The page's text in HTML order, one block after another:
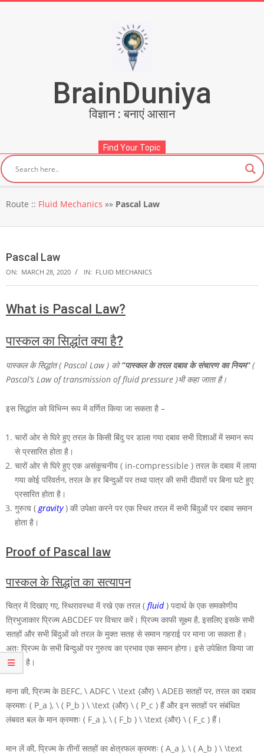
BrainDuniya
विज्ञान : बनाएं आसान
Find Your Topic
Navigation
Route :: Fluid Mechanics »» Pascal Law
Pascal Law
ON: MARCH 28, 2020 IN: FLUID MECHANICS
What is Pascal Law?
पास्कल कासिद्धांत क्या है?
पास्कल के सिद्धांत ( Pascal Law ) को“पास्कल के तरल दबाव के संचारण का नियम”(
Pascal’s Law of transmission of fluid pressure )भी कहा जाता है।
इस सिद्धांत को विभिन्न रूप में वर्णित किया जा सकता है –
चारों ओर से घिरे हुए तरल के किसी बिंदु पर डाला गया दबाव सभी दिशाओं में समान रूप
से प्रसारित होता है।
चारों ओर से घिरे हुए एक असंकुचनीय ( in-compressible ) तरल के दबाव में लाया
गया कोई परिवर्तन, तरल के हर बिन्दुओं पर तथा पात्र की सभी दीवारों पर बिना घटे हुए
प्रसारित होता है।
गुरुत्व (gravity) की उपेक्षा करने पर एक स्थिर तरल में सभी बिंदुओं पर दबाव समान
होता है।
Proof of Pascal law
पास्कल के सिद्धांतका सत्यापन
चित्र में दिखाए गए, स्थिरावस्था में रखे एक तरल ( fluid) पदार्थ के एक समकोणीय
त्रिभुजाकार प्रिज्मABCDEF पर विचार करें। प्रिज्म काफी सूक्ष्म है, इसलिए इसके सभी
सतहों और सभी बिंदुओं को तरल के मुक्त सतह से समान गहराई पर माना जा सकता है।
अतः प्रिज्म के सभी बिन्दुओं पर गुरुत्व का प्रभाव एक समान होगा। इसे उपेक्षित किया जा
सकता है।
माना की, प्रिज्म के BEFC, \ ADFC \ \text {और} \ ADEB सतहों पर, तरल का दबाव
क्रमशः ( P_a ), \ ( P_b ) \ \text {और} \ ( P_c ) हैं और इन सतहों पर संबंधित
लंबवत बल के मान क्रमशः ( F_a ), \ ( F_b ) \ \text {और} \ ( F_c ) हैं।
मान लें की, प्रिज्म के तीनों सतहों का क्षेत्रफल क्रमशः ( A_a ), \ ( A_b ) \ \text